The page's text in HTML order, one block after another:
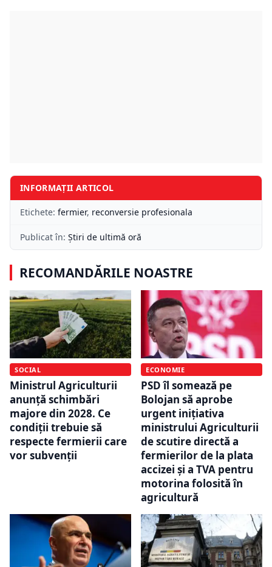
INFORMAȚII ARTICOL
Etichete: fermier, reconversie profesionala
Publicat în: Știri de ultimă oră
RECOMANDĂRILE NOASTRE
SOCIAL
Ministrul Agriculturii
anunță schimbări
majore din 2028. Ce
condiții trebuie să
respecte fermierii care
vor subvenții
ECONOMIE
PSD îl somează pe
Bolojan să aprobe
urgent iniţiativa
ministrului Agriculturii
de scutire directă a
fermierilor de la plata
accizei şi a TVA pentru
motorina folosită în
agricultură